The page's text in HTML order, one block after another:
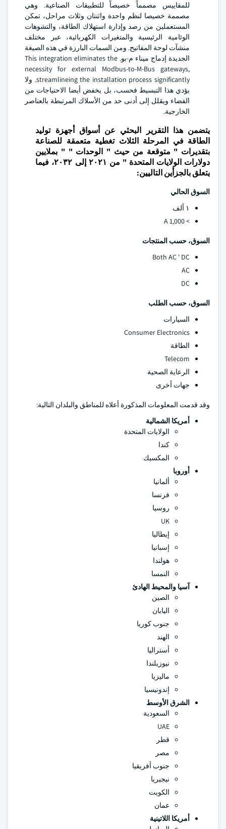
للمقاييس مصمماً خصيصاً للتطبيقات الصناعية. وهي
مصممة خصيصا لنظم واحدة واثنتان وثلاث مراحل، تمكن
المستعملين من رصد وإدارة استهلاك الطاقة، والتشوهات
الوئامية الرئيسية والمتغيرات الكهربائية، عبر مختلف
منشآت لوحة المفاتيح. ومن السمات البارزة في هذه الصيغة
الجديدة إدماج ميناء م-بو. This integration eliminates the
necessity for external Modbus-to-M-Bus gateways,
streamlineing the installation process significantly. ولا
يؤدي هذا التبسيط فحسب، بل يخفض أيضا الاحتياجات من
الفضاء ويقلل إلى أدنى حد من الأسلاك المرتبطة بالعناصر
الخارجية.
يتضمن هذا التقرير البحثي عن أسواق أجهزة توليد
الطاقة في المرحلة الثلاث تغطية متعمقة للصناعة
بتقديرات " متوقعة من حيث " الوحدات " " بملايين
دولارات الولايات المتحدة " من ٢٠٢١ إلى ٢٠٣٢، فيما
يتعلق بالجزأين التاليين:
السوقالحالي
١ ألف
> 1,000 A
السوق، حسب المنتجات
Both AC ' DC
AC
DC
السوق، حسب الطلب
السيارات
Consumer Electronics
الطاقة
Telecom
الرعاية الصحية
جهات أخرى
وقد قدمت المعلومات المذكورة أعلاه للمناطق والبلدان التالية:
أمريكا الشمالية
الولايات المتحدة
كندا
المكسيك
أوروبا
ألمانيا
فرنسا
روسيا
UK
إيطاليا
إسبانيا
هولندا
النمسا
آسيا والمحيط الهادئ
الصين
اليابان
جنوب كوريا
الهند
أستراليا
نيوزيلندا
ماليزيا
إندونيسيا
الشرق الأوسط
السعودية
UAE
قطر
مصر
جنوب أفريقيا
نيجيريا
الكويت
عمان
أمريكا اللاتينية